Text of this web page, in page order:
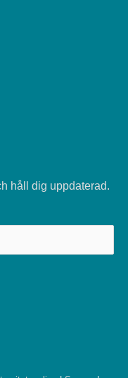
håll dig uppdaterad.